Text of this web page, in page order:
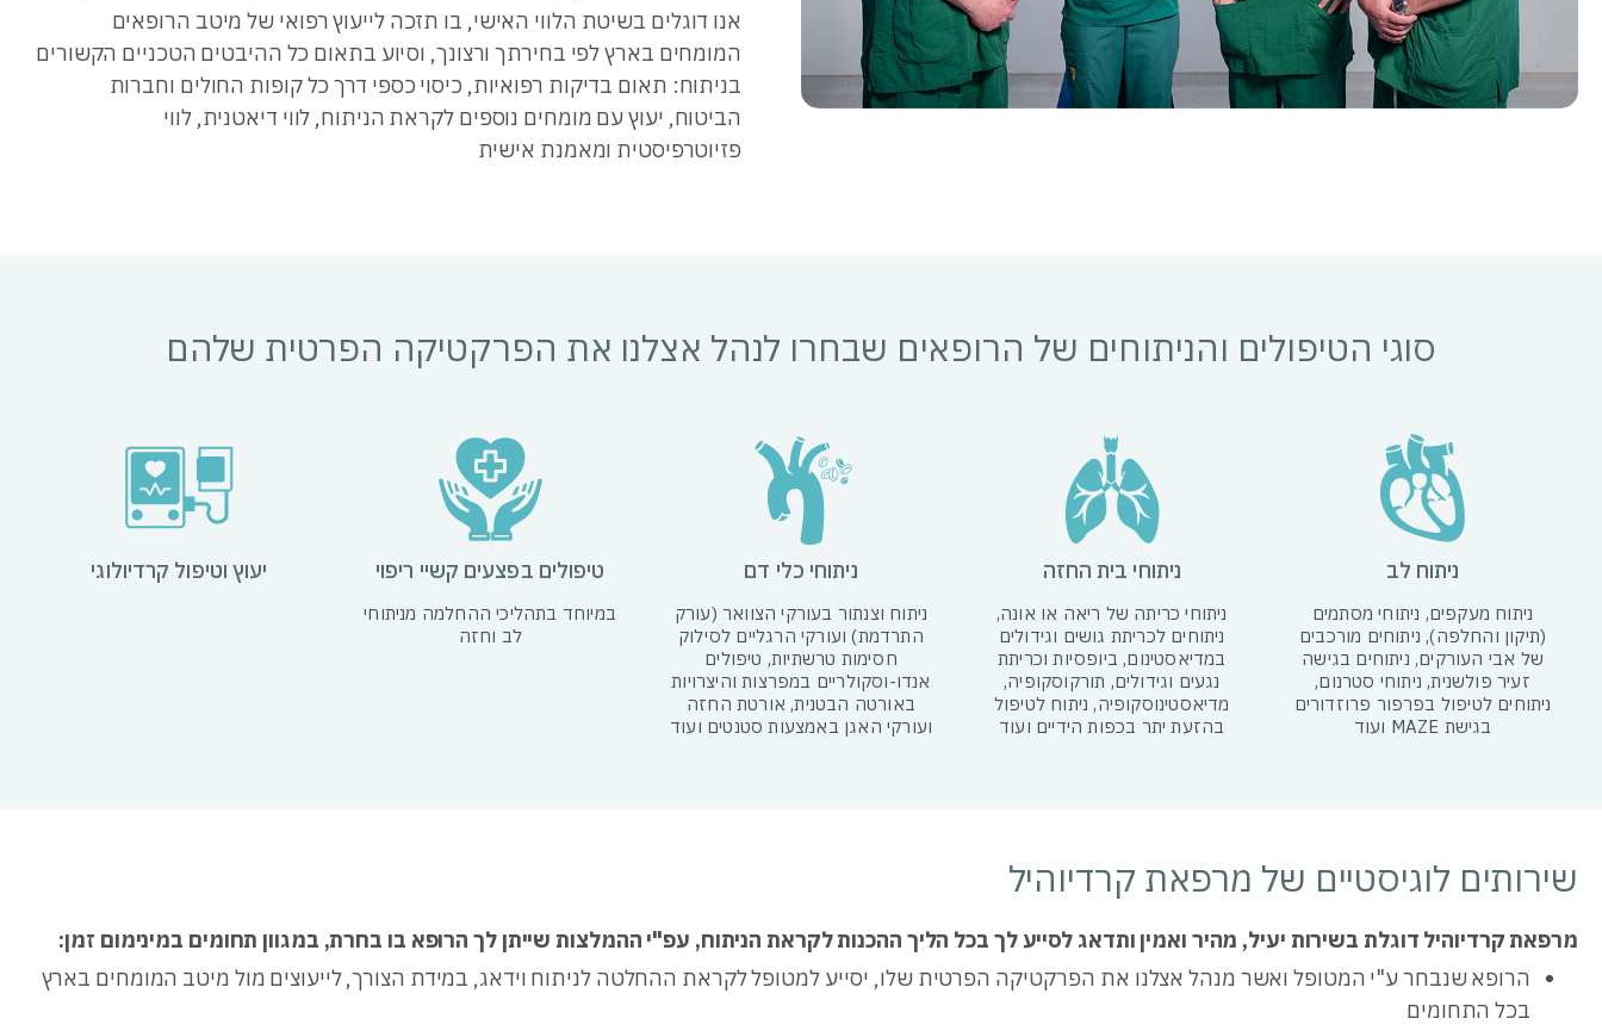
אנו דוגלים בשיטת הלווי האישי, בו תזכה לייעוץ רפואי של מיטב הרופאים
המומחים בארץ לפי בחירתך ורצונך, וסיוע בתאום כל ההיבטים הטכניים הקשורים
בניתוח: תאום בדיקות רפואיות, כיסוי כספי דרך כל קופות החולים וחברות
הביטוח, יעוץ עם מומחים נוספים לקראת הניתוח, לווי דיאטנית, לווי
פזיוטרפיסטית ומאמנת אישית
סוגי הטיפולים והניתוחים של הרופאים שבחרו לנהל אצלנו את הפרקטיקה הפרטית שלהם
ניתוח לב
ניתוח מעקפים, ניתוחי מסתמים
(תיקון והחלפה), ניתוחים מורכבים
של אבי העורקים, ניתוחים בגישה
זעיר פולשנית, ניתוחי סטרנום,
ניתוחים לטיפול בפרפור פרוזדורים
בגישת MAZE ועוד
ניתוחי בית החזה
ניתוחי כריתה של ריאה או אונה,
ניתוחים לכריתת גושים וגידולים
במדיאסטינום, ביופסיות וכריתת
נגעים וגידולים, תורקוסקופיה,
מדיאסטינוסקופיה, ניתוח לטיפול
בהזעת יתר בכפות הידיים ועוד
ניתוחי כלי דם
ניתוח וצנתור בעורקי הצוואר (עורק
התרדמת) ועורקי הרגליים לסילוק
חסימות טרשתיות, טיפולים
אנדו-וסקולריים במפרצות והיצרויות
באורטה הבטנית, אורטת החזה
ועורקי האגן באמצעות סטנטים ועוד
טיפולים בפצעים קשיי ריפוי
במיוחד בתהליכי ההחלמה מניתוחי
לב וחזה
יעוץ וטיפול קרדיולוגי
שירותים לוגיסטיים של מרפאת קרדיוהיל
מרפאת קרדיוהיל דוגלת בשירות יעיל, מהיר ואמין ותדאג לסייע לך בכל הליך ההכנות לקראת הניתוח, עפ"י ההמלצות שייתן לך הרופא בו בחרת, במגוון תחומים במינימום זמן:
הרופא שנבחר ע"י המטופל ואשר מנהל אצלנו את הפרקטיקה הפרטית שלו, יסייע למטופל לקראת ההחלטה לניתוח וידאג, במידת הצורך, לייעוצים מול מיטב המומחים בארץ
בכל התחומים